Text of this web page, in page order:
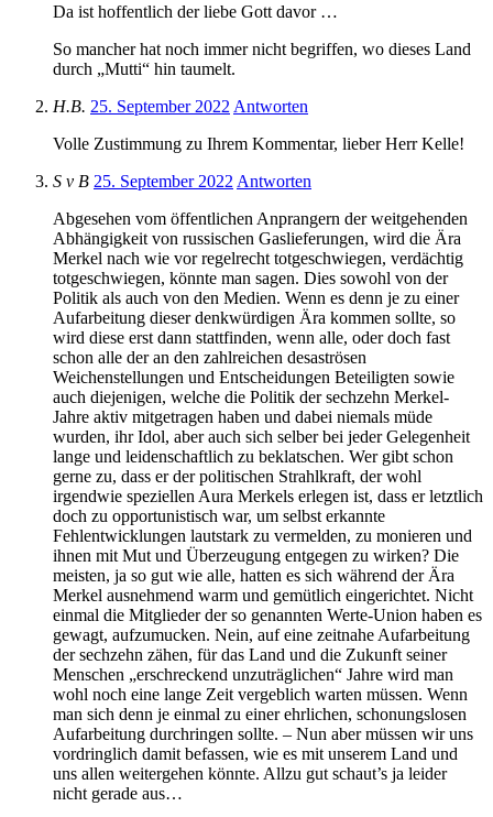
Da ist hoffentlich der liebe Gott davor …
So mancher hat noch immer nicht begriffen, wo dieses Land
durch „Mutti“ hin taumelt.
H.B. 25. September 2022 Antworten
Volle Zustimmung zu Ihrem Kommentar, lieber Herr Kelle!
S v B 25. September 2022 Antworten
Abgesehen vom öffentlichen Anprangern der weitgehenden
Abhängigkeit von russischen Gaslieferungen, wird die Ära
Merkel nach wie vor regelrecht totgeschwiegen, verdächtig
totgeschwiegen, könnte man sagen. Dies sowohl von der
Politik als auch von den Medien. Wenn es denn je zu einer
Aufarbeitung dieser denkwürdigen Ära kommen sollte, so
wird diese erst dann stattfinden, wenn alle, oder doch fast
schon alle der an den zahlreichen desaströsen
Weichenstellungen und Entscheidungen Beteiligten sowie
auch diejenigen, welche die Politik der sechzehn Merkel-
Jahre aktiv mitgetragen haben und dabei niemals müde
wurden, ihr Idol, aber auch sich selber bei jeder Gelegenheit
lange und leidenschaftlich zu beklatschen. Wer gibt schon
gerne zu, dass er der politischen Strahlkraft, der wohl
irgendwie speziellen Aura Merkels erlegen ist, dass er letztlich
doch zu opportunistisch war, um selbst erkannte
Fehlentwicklungen lautstark zu vermelden, zu monieren und
ihnen mit Mut und Überzeugung entgegen zu wirken? Die
meisten, ja so gut wie alle, hatten es sich während der Ära
Merkel ausnehmend warm und gemütlich eingerichtet. Nicht
einmal die Mitglieder der so genannten Werte-Union haben es
gewagt, aufzumucken. Nein, auf eine zeitnahe Aufarbeitung
der sechzehn zähen, für das Land und die Zukunft seiner
Menschen „erschreckend unzuträglichen“ Jahre wird man
wohl noch eine lange Zeit vergeblich warten müssen. Wenn
man sich denn je einmal zu einer ehrlichen, schonungslosen
Aufarbeitung durchringen sollte. – Nun aber müssen wir uns
vordringlich damit befassen, wie es mit unserem Land und
uns allen weitergehen könnte. Allzu gut schaut’s ja leider
nicht gerade aus…